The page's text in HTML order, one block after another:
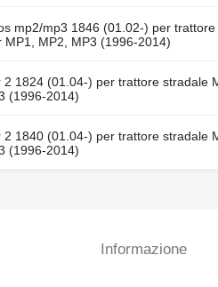
mp2/mp3 1846 (01.02-) per
MP1, MP2, MP3 (1996-2014)
1824 (01.04-) per trattore stradale
(1996-2014)
1840 (01.04-) per trattore stradale
(1996-2014)
Informazione